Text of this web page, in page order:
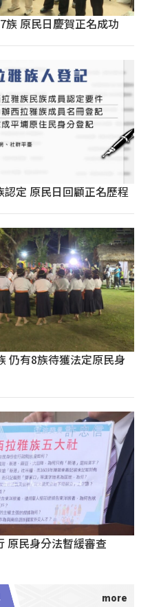
族 原民日慶賀正名成功
定 原民日回顧正名歷程
仍有8族待獲法定原民身
原民身分法暫緩審查